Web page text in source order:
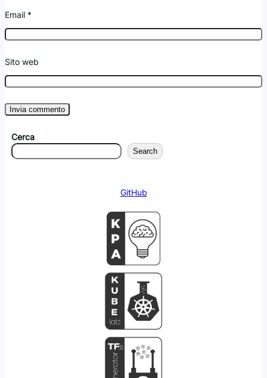
Email *
Sito web
Cerca
Search
GitHub